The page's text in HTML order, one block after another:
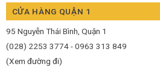
CỬA HÀNG QUẬN 1
95 Nguyễn Thái Bình, Quận 1
(028) 2253 3774 - 0963 313 849
(Xem đường đi)